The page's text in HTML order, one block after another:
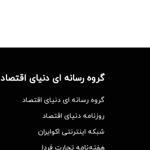
گروه رسانه ای دنیای اقتصاد
گروه رسانه ای دنیای اقتصاد
روزنامه دنیای اقتصاد
شبکه اینترنتی اکوایران
هفته‌نامه تجارت فردا